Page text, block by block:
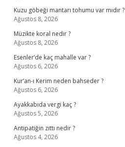
Kuzu göbeği mantarı tohumu var mıdır ?
Ağustos 8, 2026
Müzikte koral nedir ?
Ağustos 8, 2026
Esenler’de kaç mahalle var ?
Ağustos 6, 2026
Kur’an-ı Kerim neden bahseder ?
Ağustos 6, 2026
Ayakkabıda vergi kaç ?
Ağustos 5, 2026
Antipatiğin zıttı nedir ?
Ağustos 4, 2026